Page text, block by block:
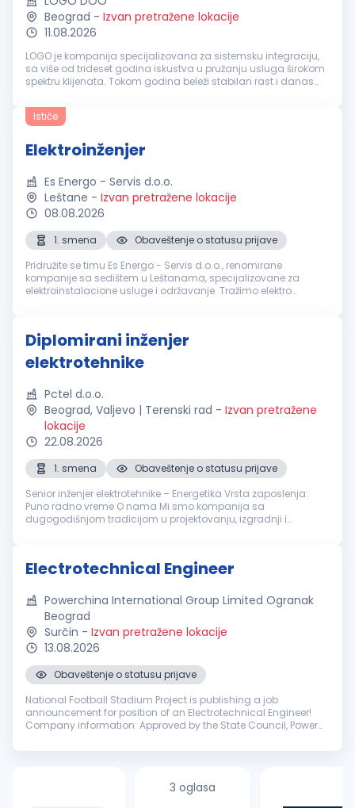
Beograd - Izvan pretražene lokacije
11.08.2026
LOGO je kompanija specijalizovana za sistemsku integraciju,
sa više od trideset godina iskustva u pružanju usluga širokom
spektru klijenata. Tokom godina beleži stabilan rast i danas
sveobuhvatna re...
Ističe
Elektroinženjer
Es Energo - Servis d.o.o.
Leštane - Izvan pretražene lokacije
08.08.2026
1. smena
Obaveštenje o statusu prijave
Pridružite se timu Es Energo - Servis d.o.o., renomirane
kompanije sa sedištem u Leštanama, specijalizovane za
elektroinstalacione usluge i održavanje. Tražimo elektro
Diplomirani inženjer
elektrotehnike
Pctel d.o.o.
Beograd, Valjevo | Terenski rad - Izvan pretražene
lokacije
22.08.2026
1. smena
Obaveštenje o statusu prijave
Senior inženjer elektrotehnike – Energetika Vrsta zaposlenja:
Puno radno vreme O nama Mi smo kompanija sa
dugogodišnjom tradicijom u projektovanju, izgradnji i
Electrotechnical Engineer
Powerchina International Group Limited Ogranak
Beograd
Surčin - Izvan pretražene lokacije
13.08.2026
Obaveštenje o statusu prijave
National Football Stadium Project is publishing a job
announcement for position of an Electrotechnical Engineer!
Company information: Approved by the State Council, Power
state-owned company ...
3 oglasa